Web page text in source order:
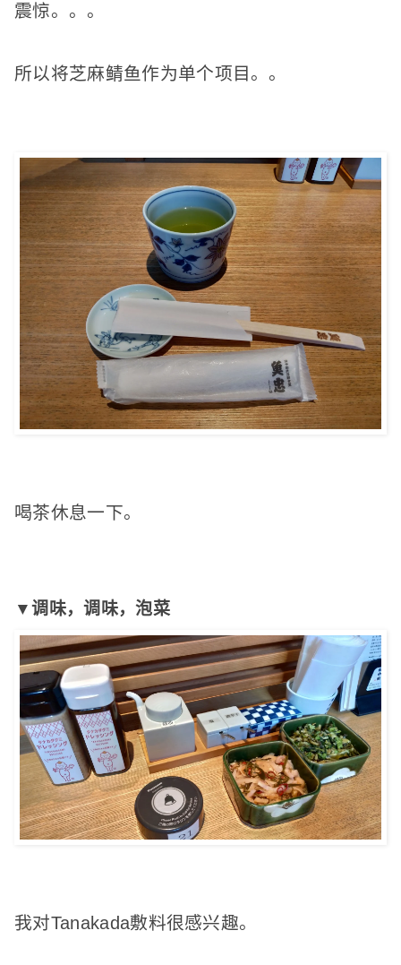
震惊。 。 。
所以将芝麻鲭鱼作为单个项目。 。
喝茶休息一下。
▼调味，调味，泡菜
我对Tanakada敷料很感兴趣。